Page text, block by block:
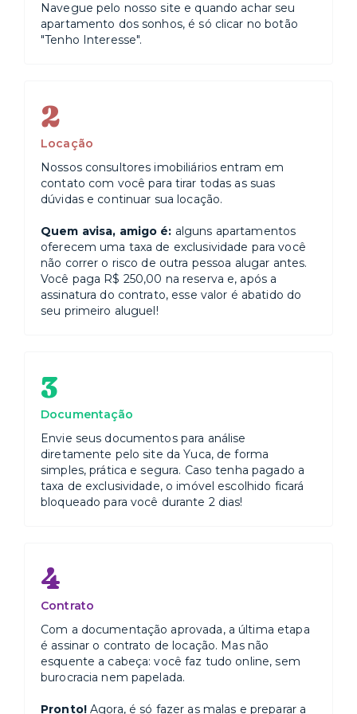
Navegue pelo nosso site e quando achar seu
apartamento dos sonhos, é só clicar no botão
"Tenho Interesse".
2
Locação
Nossos consultores imobiliários entram em
contato com você para tirar todas as suas
dúvidas e continuar sua locação.
Quem avisa, amigo é: alguns apartamentos
oferecem uma taxa de exclusividade para você
não correr o risco de outra pessoa alugar antes.
Você paga R$ 250,00 na reserva e, após a
assinatura do contrato, esse valor é abatido do
seu primeiro aluguel!
3
Documentação
Envie seus documentos para análise
diretamente pelo site da Yuca, de forma
simples, prática e segura. Caso tenha pagado a
taxa de exclusividade, o imóvel escolhido ficará
bloqueado para você durante 2 dias!
4
Contrato
Com a documentação aprovada, a última etapa
é assinar o contrato de locação. Mas não
esquente a cabeça: você faz tudo online, sem
burocracia nem papelada.
Pronto!Agora, é só fazer as malas e preparar a